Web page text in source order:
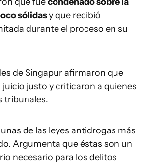
sólidasy que recibió
durante el proceso en su
de Singapur afirmaron que
justo y criticaron a quienes
tribunales.
de las leyes antidrogas más
Argumenta que éstas son un
necesario para los delitos